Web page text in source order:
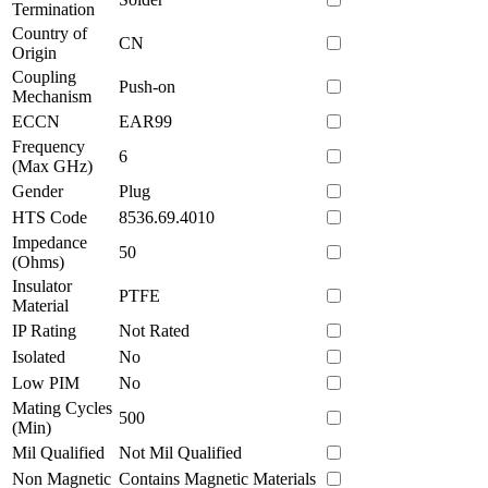
Termination
Country of
Origin
CN
Coupling
Mechanism
Push-on
ECCN
EAR99
Frequency
(Max GHz)
6
Gender
Plug
HTS Code
8536.69.4010
Impedance
(Ohms)
50
Insulator
Material
PTFE
IP Rating
Not Rated
Isolated
No
Low PIM
No
Mating Cycles
(Min)
500
Mil Qualified
Not Mil Qualified
Non Magnetic Contains Magnetic Materials